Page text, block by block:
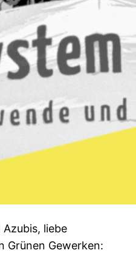
liebe
Grünen Gewerken: